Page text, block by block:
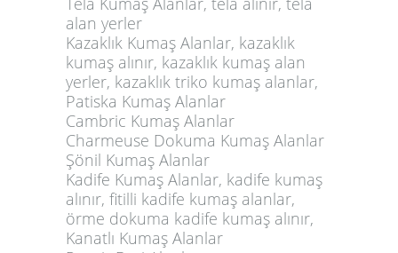
alan yerler
Kazaklık Kumaş Alanlar, kazaklık
kumaş alınır, kazaklık kumaş alan
yerler, kazaklık triko kumaş alanlar,
Patiska Kumaş Alanlar
Cambric Kumaş Alanlar
Charmeuse Dokuma Kumaş Alanlar
Şönil Kumaş Alanlar
Kadife Kumaş Alanlar, kadife kumaş
alınır, fitilli kadife kumaş alanlar,
örme dokuma kadife kumaş alınır,
Kanatlı Kumaş Alanlar